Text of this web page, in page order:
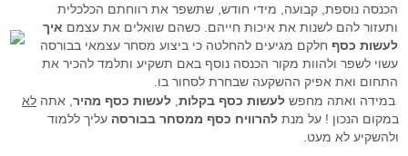
הכנסה נוספת, קבועה, מידי חודש, שתשפר את רווחתם הכלכלית
ותעזור להם לשנות את איכות חייהם. כשהם שואלים את עצמם איך
לעשות כסף חלקם מגיעים להחלטה כי ביצוע מסחר עצמאי בבורסה
עשוי לשפר ולהוות מקור הכנסה נוסף באם תשקיע ותלמד להכיר את
התחום ואת אפיק ההשקעה שבחרת לסחור בו.
במידה ואתה מחפש לעשות כסף בקלות לעשות כסף מהיר , אתה לא
במקום הנכון ! על מנת להרוויח כסף ממסחר בבורסה עליך ללמוד
ולהשקיע לא מעט.
דרושים
הטכנולוגיה
כלים לתחזוקת המחשב
קישורים שימושיים
יומן אירועים כלכליים עולמי - יומי
מחשבון פיבוט
מדדי בורסה עולמיים
פורום מטח
פורום מסחר אוטומטי
סרטוני הדרכה - לשוניות המערכת
סרטוני הדרכה כלליים
מדריכים מצולמים
מערכת מסחר FMR
מערכת מסחר אוטומטי GO4IT
סימולטור מסחר Go4iTrainer
מערכת מידע וציטוטים Go4iTicker
מסחר אוטומטי
מסחר אוטומטי במטח
קורס פיתוח ובדיקת אסטרטגיות
קורס מטח לסוחרים בזמן אמת
מסחר אוטומטי לרצף
פלטפורמת הממשק הראשית
מסחר אוטומטי באופציות מעו"ף
מסחר עצמאי בבורסה
מסחר עצמאי
שאלות נפוצות
מסחר בבורסה